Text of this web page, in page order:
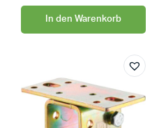
In den Warenkorb